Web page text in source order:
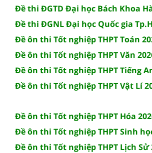
Đề thi ĐGTD Đại học Bách Khoa
Đề thi ĐGNL Đại học Quốc gia
Đề ôn thi Tốt nghiệp THPT Toán
Đề ôn thi Tốt nghiệp THPT Văn
Đề ôn thi Tốt nghiệp THPT Tiếng
Đề ôn thi Tốt nghiệp THPT Vật Lí
Đề ôn thi Tốt nghiệp THPT Hóa
Đề ôn thi Tốt nghiệp THPT Sinh
Đề ôn thi Tốt nghiệp THPT Lịch Sử